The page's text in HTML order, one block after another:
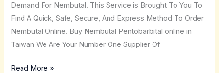
Demand For Nembutal. This Service is Brought To You To
Find A Quick, Safe, Secure, And Express Method To Order
Nembutal Online. Buy Nembutal Pentobarbital online in
Taiwan We Are Your Number One Supplier Of
Read More »